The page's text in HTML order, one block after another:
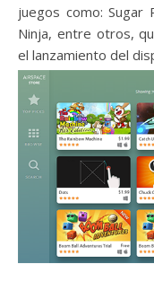
juegos como: Sugar
Ninja, entre otros,
el lanzamiento del